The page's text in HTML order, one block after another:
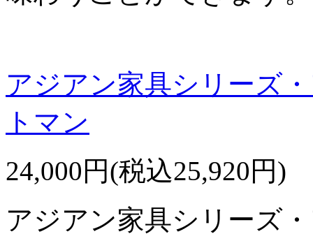
アジアン家具シリーズ
トマン
24,000円(税込25,920円)
アジアン家具シリーズ